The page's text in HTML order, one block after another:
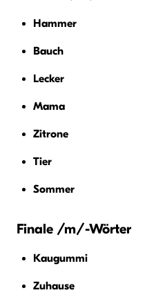
Hammer
Bauch
Lecker
Mama
Zitrone
Tier
Sommer
Finale /m/-Wörter
Kaugummi
Zuhause